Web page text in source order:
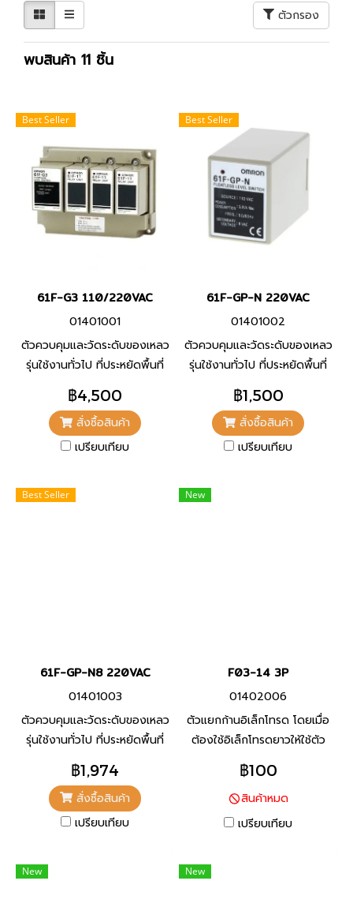
ตัวกรอง
พบสินค้า 11 ชิ้น
Best Seller
61F-G3 110/220VAC
01401001
ตัวควบคุมและวัดระดับของเหลว
รุ่นใช้งานทั่วไป ที่ประหยัดพื้นที่
เหมาะอย่างยิ่งสำหรับการลด
ขนาดแผงควบคุม บำรุงรักษา
ง่าย
฿4,500
สั่งซื้อสินค้า
เปรียบเทียบ
Best Seller
61F-GP-N 220VAC
01401002
ตัวควบคุมและวัดระดับของเหลว
รุ่นใช้งานทั่วไป ที่ประหยัดพื้นที่
เหมาะอย่างยิ่งสำหรับการลด
ขนาดแผงควบคุม บำรุงรักษา
ง่าย
฿1,500
สั่งซื้อสินค้า
เปรียบเทียบ
Best Seller
61F-GP-N8 220VAC
01401003
ตัวควบคุมและวัดระดับของเหลว
รุ่นใช้งานทั่วไป ที่ประหยัดพื้นที่
เหมาะอย่างยิ่งสำหรับการลด
ขนาดแผงควบคุม บำรุงรักษา
ง่าย
฿1,974
สั่งซื้อสินค้า
เปรียบเทียบ
New
F03-14 3P
01402006
ตัวแยกก้านอิเล็กโทรด โดยเมื่อ
ต้องใช้อิเล็กโทรดยาวให้ใช้ตัว
แยกที่แต่ละข้อต่อ (ทุกๆ 1 ม.)
เพื่อป้องกันไม่ให้อิเล็กโทรด
สัมผัสกัน
฿100
สินค้าหมด
เปรียบเทียบ
New New